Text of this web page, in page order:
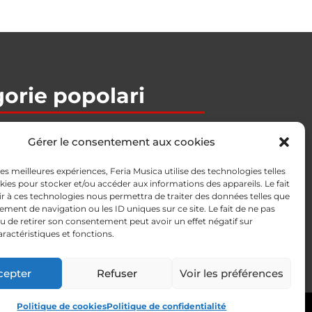
Gérer le consentement aux cookies
meilleures expériences, Feria Musica utilise des technologies telles
pour stocker et/ou accéder aux informations des appareils. Le fait
à ces technologies nous permettra de traiter des données telles que
de navigation ou les ID uniques sur ce site. Le fait de ne pas
de retirer son consentement peut avoir un effet négatif sur
et fonctions.
Refuser Voir les préférences
Politique de cookiesPolitique de confidentialité
popolari
Per­cu­sion
F
Y
P
T
R